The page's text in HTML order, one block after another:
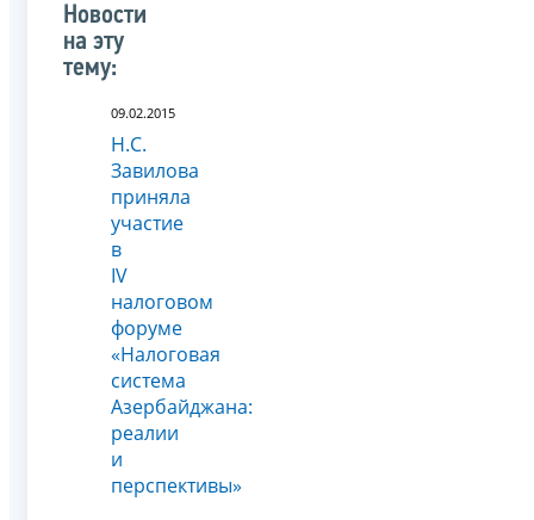
Новости
на эту
тему:
09.02.2015
Н.С.
Завилова
приняла
участие
в
IV
налоговом
форуме
«Налоговая
система
Азербайджана:
реалии
и
перспективы»